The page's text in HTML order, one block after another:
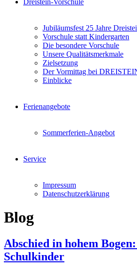
Dreistein-Vorschule
Jubiläumsfest 25 Jahre
Vorschule statt Kindergarten
Die besondere Vorschule
Unsere Qualitätsmerkmale
Zielsetzung
Der Vormittag bei
Einblicke
Ferienangebote
Sommerferien-Angebot
Service
Impressum
Datenschutzerklärung
Blog
Abschied in hohem
Schulkinder